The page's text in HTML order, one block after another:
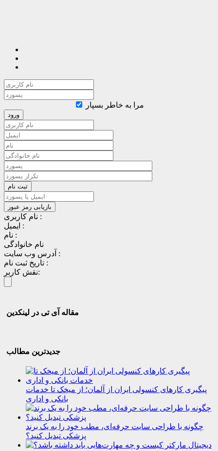
مرا به خاطر بسپار
نام کاربری :
ایمیل :
نام :
نام خانوادگی
آدرس وب سایت :
تاریخ ثبت نام :
نقش کاربر:
مقاله آی تی در لینکدین
جدیدترین مطالب
پیگیری کارهای کنسولی ایران از آلمان؛ از میخک تا خدمات
بانکی و اداری
چگونه با طراحی سایت حرفه‌ای، مطب خود را به یک برند
پزشکی تبدیل کنید؟